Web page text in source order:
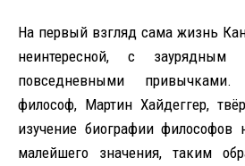
На первый взгляд сама жизнь
неинтересной, с заурядным
повседневными
философ, Мартин Хайдеггер,
изучение биографии
малейшего значения, таким